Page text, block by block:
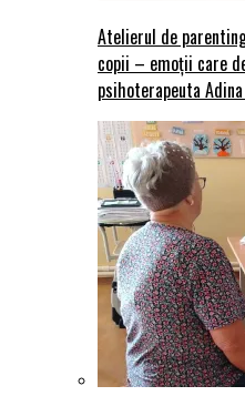
Atelierul de
copii – emoții care
psihoterapeuta